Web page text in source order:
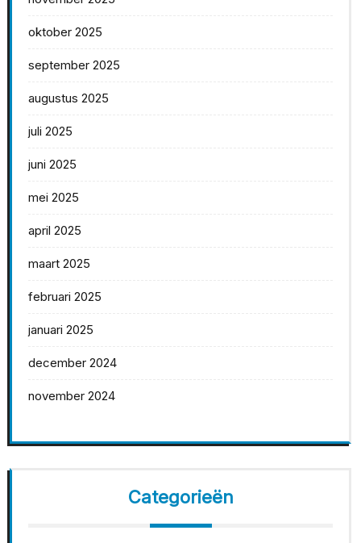
oktober 2025
september 2025
augustus 2025
juli 2025
juni 2025
mei 2025
april 2025
maart 2025
februari 2025
januari 2025
december 2024
november 2024
Categorieën